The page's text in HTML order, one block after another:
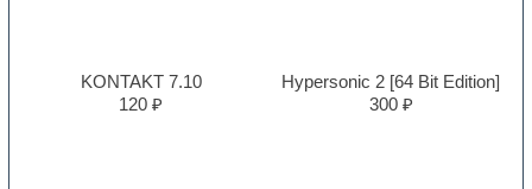
KONTAKT 7.10
120 ₽
Hypersonic 2 [64 Bit Edition]
300 ₽